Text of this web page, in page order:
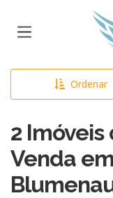
Ordenar
2 Imóveis
Venda